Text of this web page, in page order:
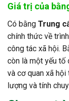
Giá trị của
Có bằng Trung
chính thức về
công tác xã hội.
còn là một yếu tố
và cơ quan xã
lượng và tính